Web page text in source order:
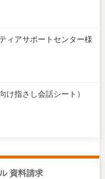
ィアサポートセンター様
け指さし会話シート）
資料請求